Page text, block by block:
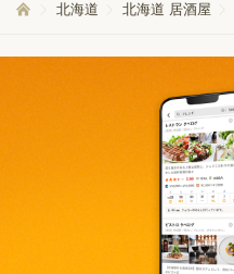
北海道 北海道 居酒屋